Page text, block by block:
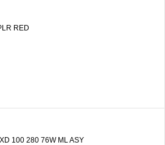
RED
100 280 76W ML ASY